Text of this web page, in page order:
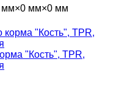
мм×0 мм×0 мм
"Кость", TPR,